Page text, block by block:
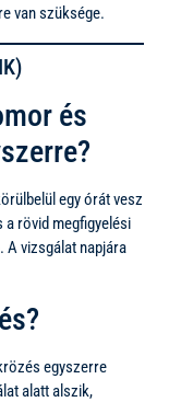
van szüksége.
és
egy órát vesz
rövid megfigyelési
A vizsgálat napjára
egyszerre
alatt alszik,